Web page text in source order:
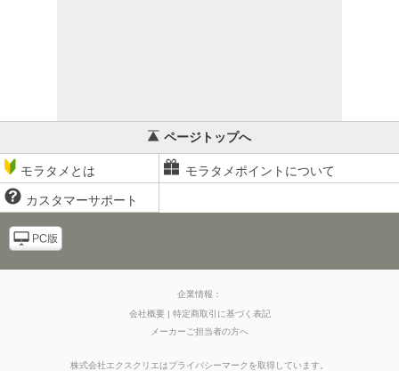
ページトップへ
モラタメとは モラタメポイントについて
カスタマーサポート
企業情報：
会社概要
特定商取引に基づく表記
メーカーご担当者の方へ
株式会社エクスクリエはプライバシーマークを取得しています。